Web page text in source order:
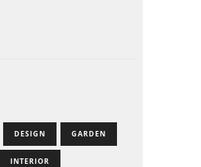
DESIGN GARDEN
INTERIOR